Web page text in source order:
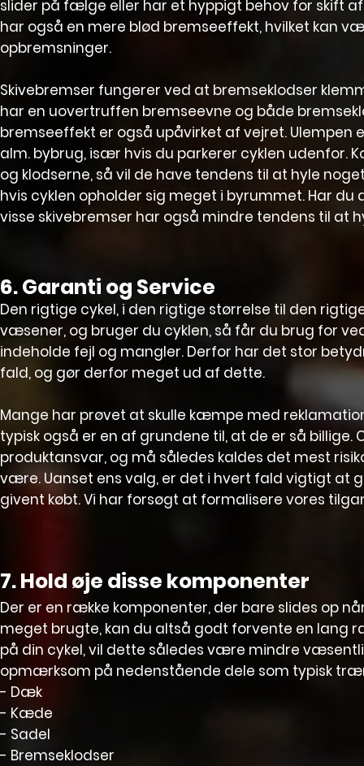
slider på fælge eller har et hyppigt behov for skift
har også en mere blød bremseeffekt, hvilket kan
opbremsninger.
Skivebremser fungerer ved at bremseklodser
har en uovertruffen bremseevne og både
bremseeffekt er også upåvirket af vejret.
alm. bybrug, især hvis du parkerer cyklen udenfor.
og klodserne, så vil de have tendens til at hyle
hvis cyklen opholder sig meget i byrummet. Har
visse skivebremser har også mindre tendens til at
6. Garanti og Service
Den rigtige cykel, i den rigtige størrelse til den
væsener, og bruger du cyklen, så får du brug for
indeholde fejl og mangler. Derfor har det stor
fald, og gør derfor meget ud af dette.
Mange har prøvet at skulle kæmpe med
typisk også er en af grundene til, at de er så
produktansvar, og må således kaldes det mest
være. Uanset ens valg, er det i hvert fald vigtigt at
givent købt. Vi har forsøgt at formalisere vores
7. Hold øje disse komponenter
Der er en række komponenter, der bare slides op
meget brugte, kan du altså godt forvente en lang
på din cykel, vil dette således være mindre
opmærksom på nedenstående dele som typisk
- Dæk
- Kæde
- Sadel
- Bremseklodser